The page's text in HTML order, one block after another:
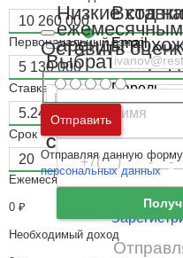
Выбрать город
Москва и
Санкт-Петербург и
Вход
Email
Пароль
Войти
Ещё нет
Первоначальный взнос
Ставка
Срок
Ежемесячный платёж
0 ₽
Необходимый доход
Низкие
аренды
Оставить
Отправить
Отправляя данную
персональных данных